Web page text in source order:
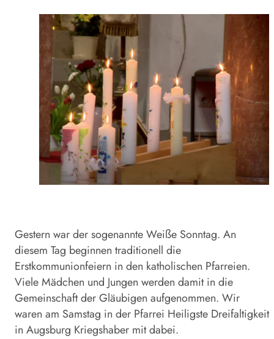
Gestern war der sogenannte Weiße Sonntag. An
diesem Tag beginnen traditionell die
Erstkommunionfeiern in den katholischen Pfarreien.
Viele Mädchen und Jungen werden damit in die
Gemeinschaft der Gläubigen aufgenommen. Wir
waren am Samstag in der Pfarrei Heiligste Dreifaltigkeit
in Augsburg Kriegshaber mit dabei.